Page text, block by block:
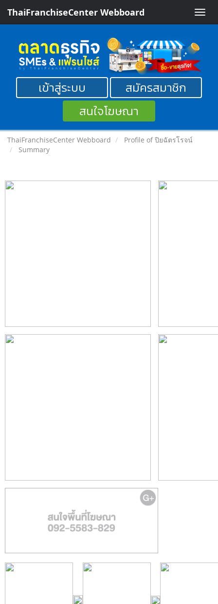
Toggle
ThaiFranchiseCenter Webboard
เข้าสู่ระบบ
สมัครสมาชิก
สนใจโฆษณา
ThaiFranchiseCenter Webboard
Profile of ปิยฉัตรโรจน์
Summary